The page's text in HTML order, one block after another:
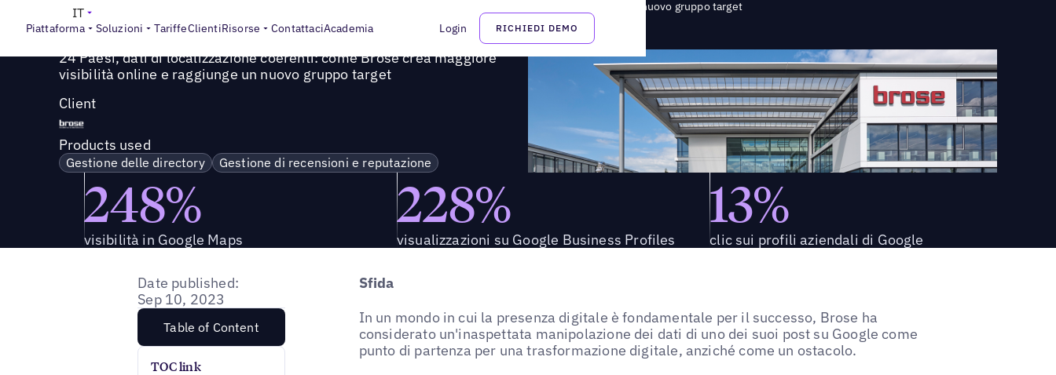
Piattaforma Soluzioni TariffeClientiRisorse ContattaciAcademia Login RICHIEDI DEMO
IT
Success Story 24 Paesi, dati di localizzazione coerenti: come Brose crea maggiore visibilità online e raggiunge un nuovo gruppo target
24 Paesi, dati di localizzazione coerenti: come Brose crea maggiore
visibilità online e raggiunge un nuovo gruppo target
Client
Products used
Gestione delle directory Gestione di recensioni e reputazione
248%
visibilità in Google Maps
228%
visualizzazioni su Google Business Profiles
13%
clic sui profili aziendali di Google
Date published:
Sep 10, 2023
Table of Content
TOC link
Sfida
In un mondo in cui la presenza digitale è fondamentale per il successo, Brose ha
considerato un'inaspettata manipolazione dei dati di uno dei suoi post su Google come
punto di partenza per una trasformazione digitale, anziché come un ostacolo.